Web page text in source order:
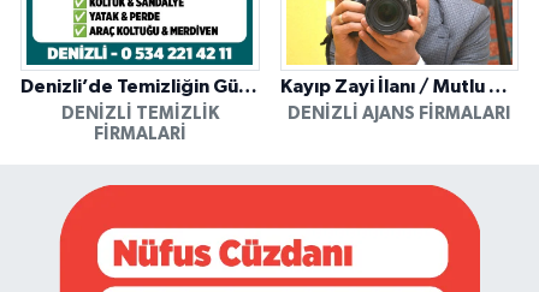
Denizli’de Temizliğin Güvenilir Adresi: Özkan Yerinde Yıkama
DENIZLI TEMIZLIK
FIRMALARI
Kayıp Zayi İlanı / Mutlu Ajans / Denizli
DENIZLI AJANS FIRMALARI